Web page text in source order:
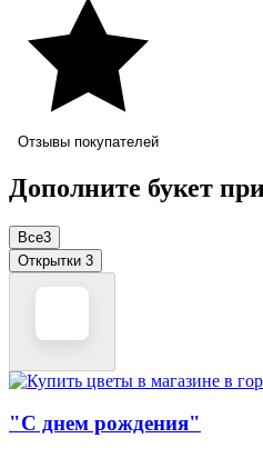
Отзывы покупателей
Дополните букет
Все3
Открытки 3
"С днем рождения"